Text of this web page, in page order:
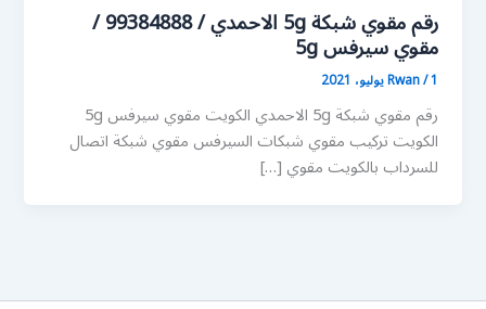
رقم مقوي شبكة 5g الاحمدي / 99384888 /
مقوي سيرفس 5g
Rwan/1 يوليو، 2021
رقم مقوي شبكة 5g الاحمدي الكويت مقوي سيرفس 5g
الكويت تركيب مقوي شبكات السيرفس مقوي شبكة اتصال
للسرداب بالكويت مقوي […]